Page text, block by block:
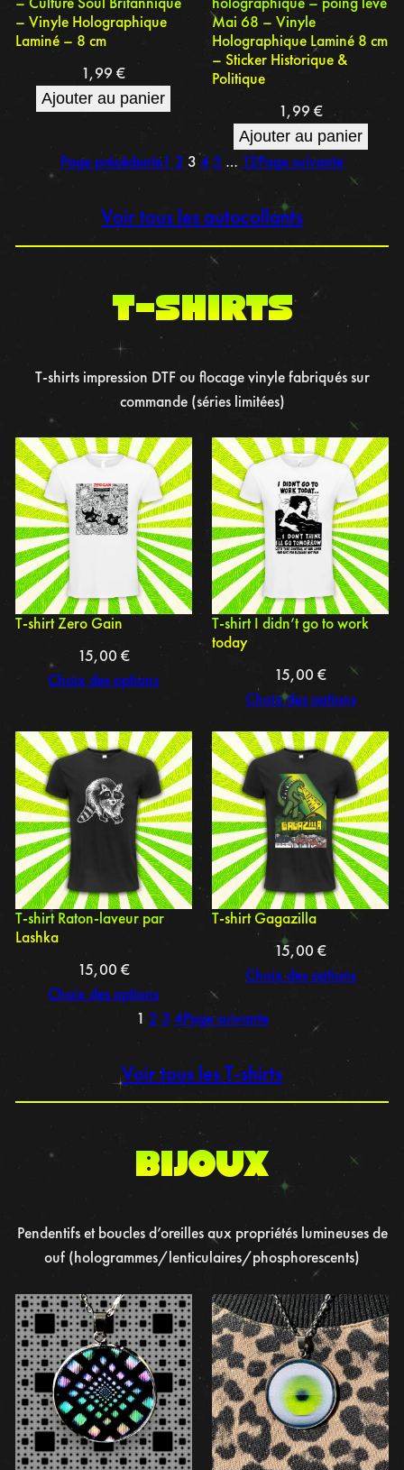
– Vinyle Holographique
Laminé – 8 cm
1,99€
Ajouter au panier
Mai 68 – Vinyle
Holographique Laminé 8 cm
– Sticker Historique &
Politique
1,99 €
Ajouter au panier
Page précédente1 2 3 45 … 12Page suivante
Voir tous les autocollants
t-shirts
T-shirts impression DTF ou flocage vinyle fabriqués sur
commande (séries limitées)
T-shirt Zero Gain
15,00 €
Choix des options
T-shirt I didn’t go to work
today
15,00€
Choix des options
T-shirt Raton-laveur par
Lashka
15,00 €
Choix des options
T-shirt Gagazilla
15,00€
Choix des options
1 2 3 4Page suivante
Voir tous les T-shirts
BIJOUX
Pendentifs et boucles d’oreilles aux propriétés lumineuses de
ouf (hologrammes/lenticulaires/phosphorescents)